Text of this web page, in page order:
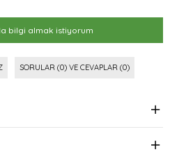
bilgi almak istiyorum
SORULAR (0) VE CEVAPLAR (0)